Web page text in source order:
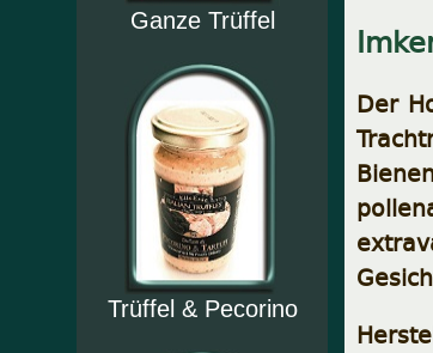
Ganze Trüffel
Trüffel & Pecorino
Der